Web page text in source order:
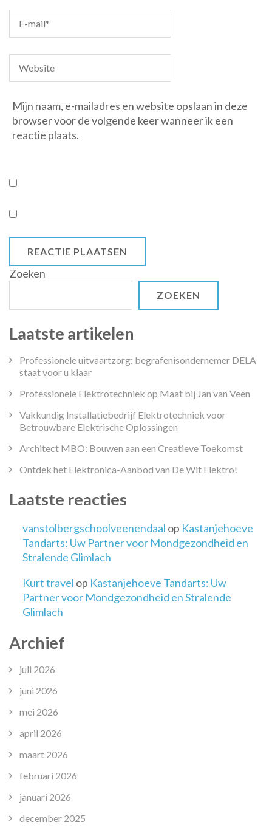
Mijn naam, e-mailadres en website opslaan in deze
browser voor de volgende keer wanneer ik een
reactie plaats.
Zoeken
ZOEKEN
Laatste artikelen
Professionele uitvaartzorg: begrafenisondernemer DELA
staat voor u klaar
Professionele Elektrotechniek op Maat bij Jan van Veen
Vakkundig Installatiebedrijf Elektrotechniek voor
Betrouwbare Elektrische Oplossingen
Architect MBO: Bouwen aan een Creatieve Toekomst
Ontdek het Elektronica-Aanbod van De Wit Elektro!
Laatste reacties
vanstolbergschoolveenendaal op Kastanjehoeve
Tandarts: Uw Partner voor Mondgezondheid en
Stralende Glimlach
Kurt travel op Kastanjehoeve Tandarts: Uw
Partner voor Mondgezondheid en Stralende
Glimlach
Archief
juli 2026
juni 2026
mei 2026
april 2026
maart 2026
februari 2026
januari 2026
december 2025